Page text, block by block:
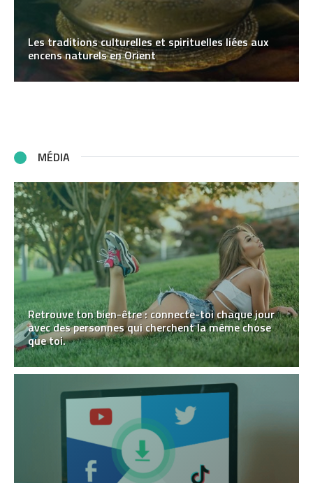
Les traditions culturelles et spirituelles liées aux
encens naturels en Orient
MÉDIA
Retrouve ton bien-être : connecte-toi chaque jour
avec des personnes qui cherchent la même chose
que toi.